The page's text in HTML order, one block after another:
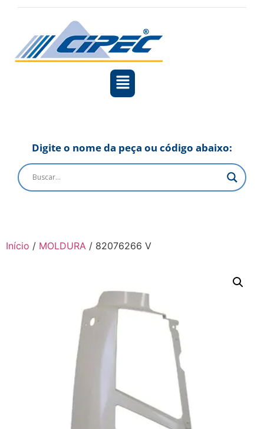
Digite o nome da peça ou código abaixo:
Início / MOLDURA / 82076266 V